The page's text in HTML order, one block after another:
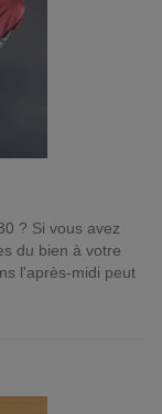
? Si vous avez
du bien à votre
l'après-midi peut